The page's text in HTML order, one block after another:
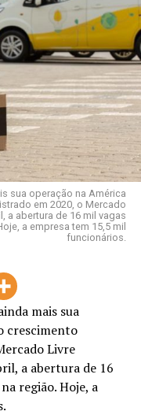
sua operação na América
em 2020, o Mercado
a abertura de 16 mil vagas
a empresa tem 15,5 mil
funcionários.
mais sua
crescimento
Livre
a abertura de 16
região. Hoje, a